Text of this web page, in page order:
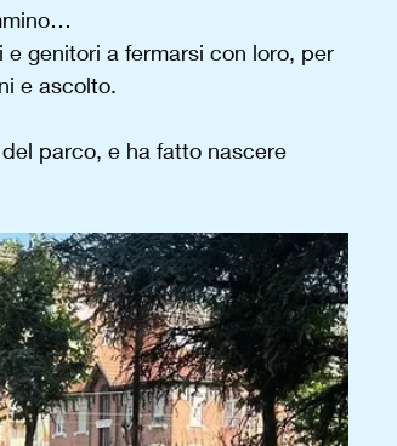
e genitori a fermarsi con loro, per
e ascolto.
parco, e ha fatto nascere